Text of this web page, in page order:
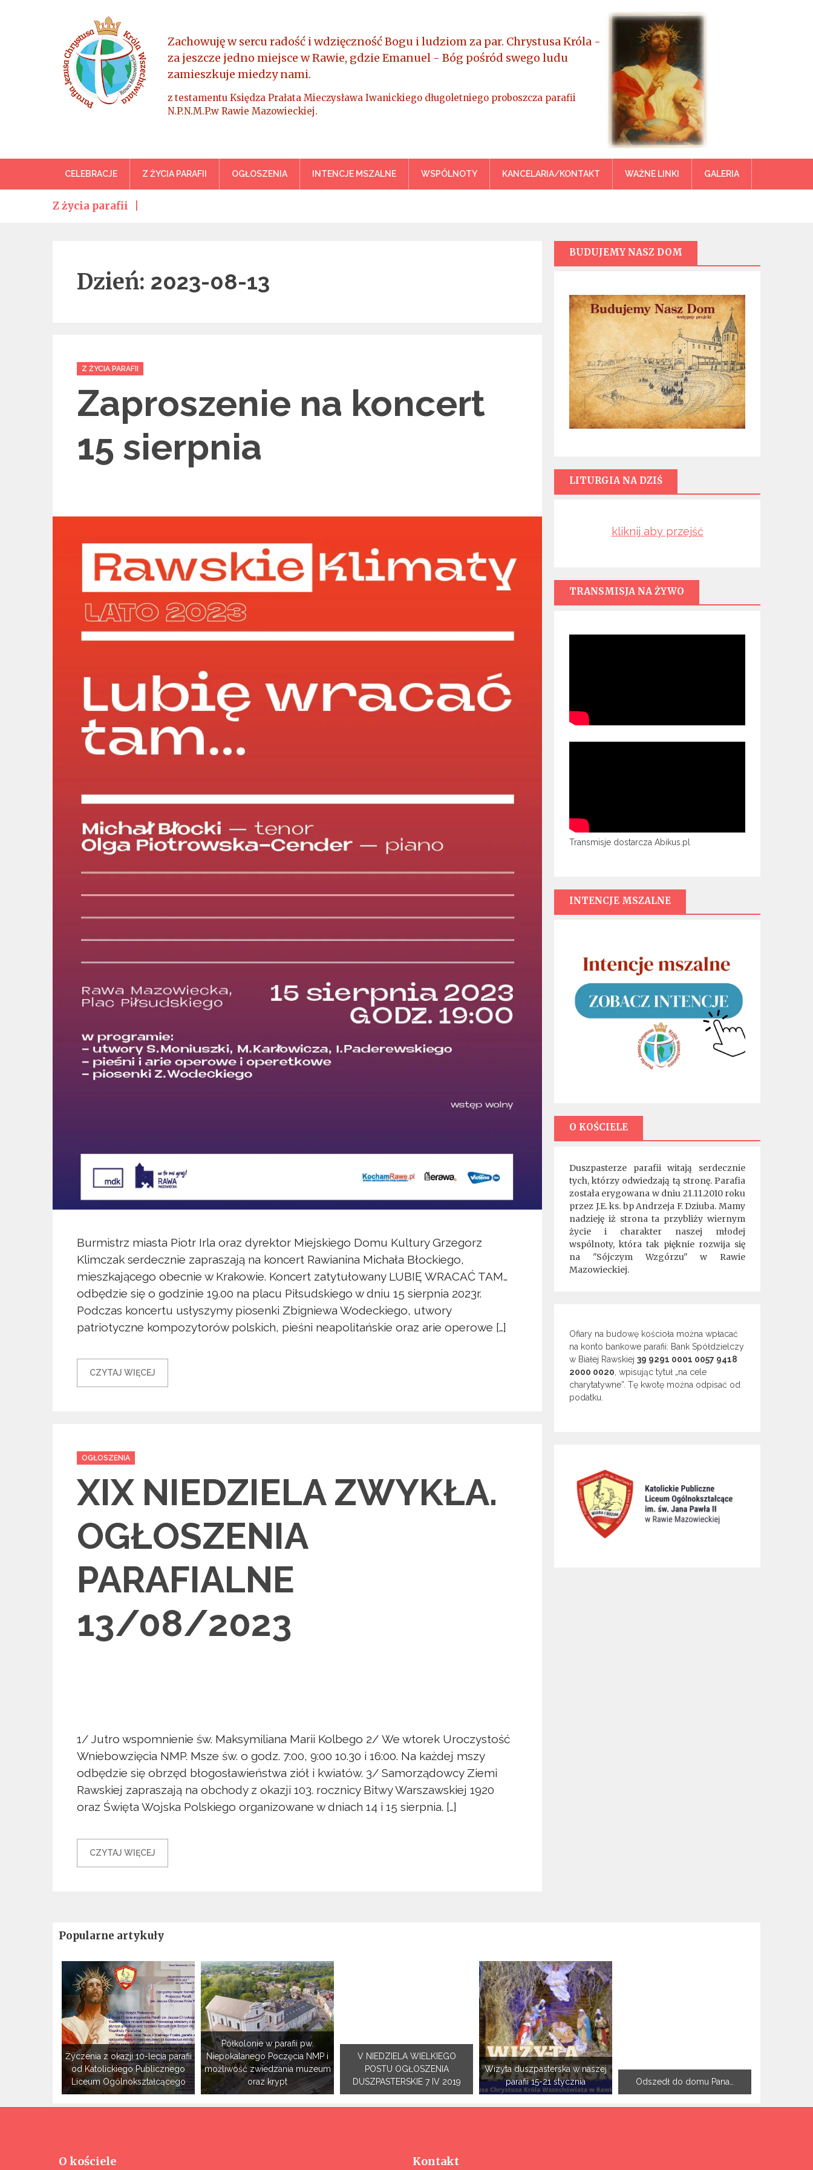
Parafia Jezusa Chrystusa Króla Wszechświata – Rawa Mazowiecka
Zachowuję w sercu radość i wdzięczność Bogu i ludziom za par. Chrystusa Króla -
za jeszcze jedno miejsce w Rawie, gdzie Emanuel - Bóg pośród swego ludu
zamieszkuje miedzy nami.
z testamentu Księdza Prałata Mieczysława Iwanickiego długoletniego proboszcza parafii
N.P.N.M.P.w Rawie Mazowieckiej.
CELEBRACJE Z ŻYCIA PARAFII OGŁOSZENIA INTENCJE MSZALNE WSPÓLNOTY KANCELARIA/KONTAKT WAŻNE LINKI GALERIA
Z życia parafii
Dzień: 2023-08-13
Categories
Z ŻYCIA PARAFII
Zaproszenie na koncert
15 sierpnia
Burmistrz miasta Piotr Irla oraz dyrektor Miejskiego Domu Kultury Grzegorz
Klimczak serdecznie zapraszają na koncert Rawianina Michała Błockiego,
mieszkającego obecnie w Krakowie. Koncert zatytułowany LUBIĘ WRACAĆ TAM…
odbędzie się o godzinie 19.00 na placu Piłsudskiego w dniu 15 sierpnia 2023r.
Podczas koncertu usłyszymy piosenki Zbigniewa Wodeckiego, utwory
patriotyczne kompozytorów polskich, pieśni neapolitańskie oraz arie operowe […]
CZYTAJ WIĘCEJ
Categories
OGŁOSZENIA
XIX NIEDZIELA ZWYKŁA.
OGŁOSZENIA
PARAFIALNE
13/08/2023
1/ Jutro wspomnienie św. Maksymiliana Marii Kolbego 2/ We wtorek Uroczystość
Wniebowzięcia NMP. Msze św. o godz. 7:00, 9:00 10.30 i 16:00. Na każdej mszy
odbędzie się obrzęd błogosławieństwa ziół i kwiatów. 3/ Samorządowcy Ziemi
Rawskiej zapraszają na obchody z okazji 103. rocznicy Bitwy Warszawskiej 1920
oraz Święta Wojska Polskiego organizowane w dniach 14 i 15 sierpnia. […]
CZYTAJ WIĘCEJ
BUDUJEMY NASZ DOM
LITURGIA NA DZIŚ
kliknij aby przejść
TRANSMISJA NA ŻYWO
Transmisje dostarcza Abikus.pl
INTENCJE MSZALNE
O KOŚCIELE
Duszpasterze parafii witają serdecznie
tych, którzy odwiedzają tą stronę. Parafia
została erygowana w dniu 21.11.2010 roku
przez J.E. ks. bp Andrzeja F. Dziuba. Mamy
nadzieję iż strona ta przybliży wiernym
życie i charakter naszej młodej
wspólnoty, która tak pięknie rozwija się
na "Sójczym Wzgórzu" w Rawie
Mazowieckiej.
Ofiary na budowę kościoła można wpłacać
na konto bankowe parafii: Bank Spółdzielczy
w Białej Rawskiej 39 9291 0001 0057 9418
2000 0020 , wpisując tytuł „na cele
charytatywne”. Tę kwotę można odpisać od
podatku.
Popularne artykuły
Życzenia z okazji 10-lecia parafii
od Katolickiego Publicznego
Liceum Ogólnokształcącego
Półkolonie w parafii pw.
Niepokalanego Poczęcia NMP i
możliwość zwiedzania muzeum
oraz krypt
V NIEDZIELA WIELKIEGO
POSTU OGŁOSZENIA
DUSZPASTERSKIE 7 IV 2019
Wizyta duszpasterska w naszej
parafii 15-21 stycznia
Odszedł do domu Pana…
O kościele Kontakt